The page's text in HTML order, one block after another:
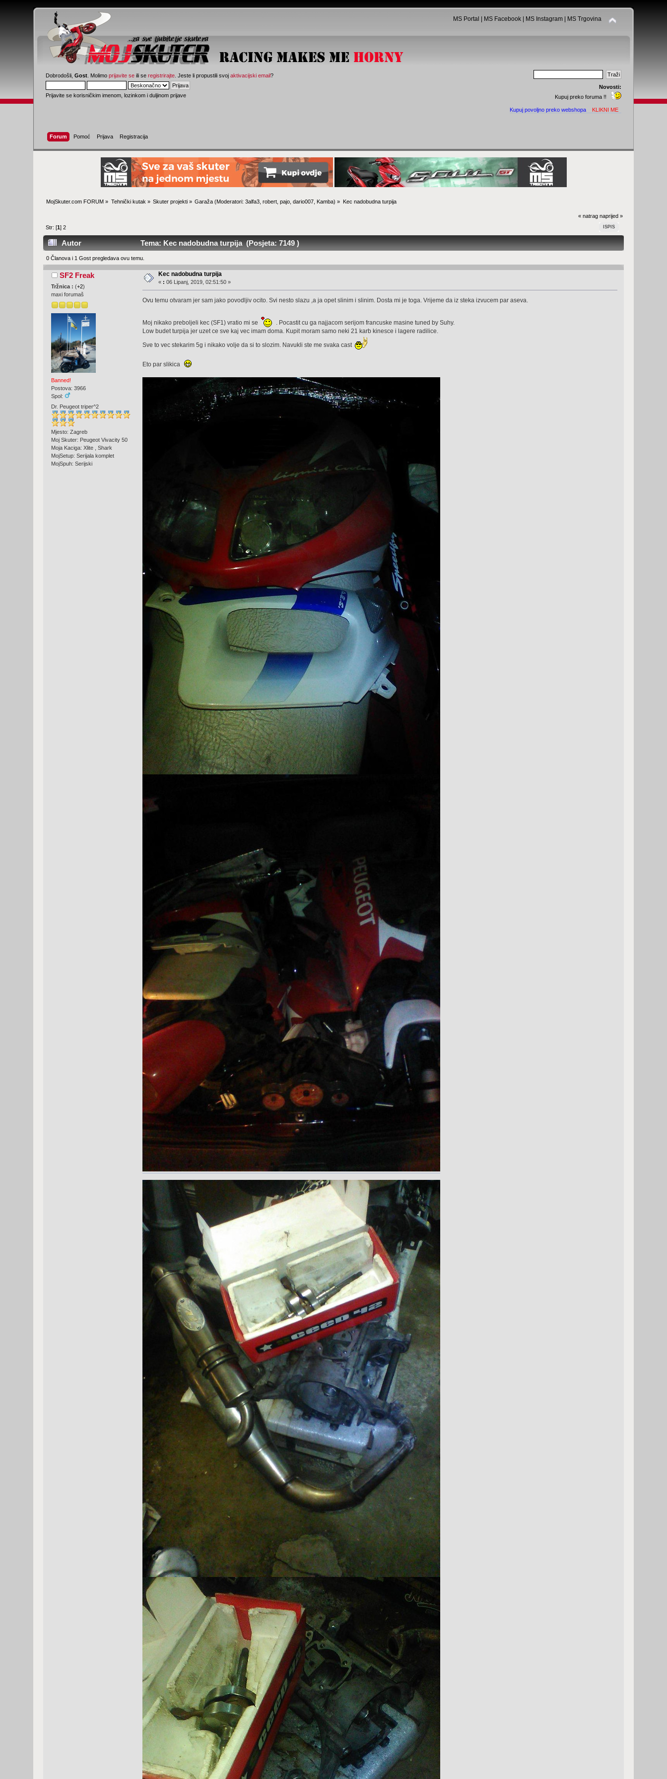
MS Portal MS Facebook| MS Instagram| MS Trgovina
Dobrodošli,Gost . Molimoprijavite se ili seregistrirajte . Jeste li propustili svojaktivacijski email?
Prijavite se korisničkim imenom, lozinkom i duljinom prijave
Novosti:
Kupuj preko foruma !!
Kupuj povoljno preko webshopa KLIKNI ME
Forum Pomoć Prijava Registracija
MojSkuter.com FORUM » Tehnički kutak » Skuter projekti » Garaža (Moderatori:3alfa3 ,robert ,pajo ,dario007 Kamba) » Kec nadobudna turpija
« natrag naprijed »
ISPIS
Str: [1]2
Autor Tema: Kec nadobudna turpija (Posjeta: 7149 )
0 Članova i 1 Gost pregledava ovu temu.
SF2 Freak
Tržnica :(+2)
maxi forumaš
Banned!
Postova: 3966
Spol:
Dr. Peugeot triper^2
Mjesto: Zagreb
Moj Skuter: Peugeot Vivacity 50
Moja Kaciga: Xlite , Shark
MojSetup: Serijala komplet
MojSpuh: Serijski
Kec nadobudna turpija
« : 06 Lipanj, 2019, 02:51:50 »
Ovu temu otvaram jer sam jako povodljiv ocito. Svi nesto slazu ,a ja opet slinim i slinim. Dosta mi je toga. Vrijeme da iz steka izvucem par aseva.
Moj nikako preboljeli kec (SF1) vratio mi se
. Pocastit cu ga najjacom serijom francuske masine tuned by Suhy.
Low budet turpija jer uzet ce sve kaj vec imam doma. Kupit moram samo neki 21 karb kinesce i lagere radilice.
Sve to vec stekarim 5g i nikako volje da si to slozim. Navukli ste me svaka cast
Eto par slikica